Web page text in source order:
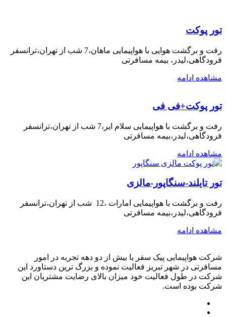
تور پوکت
رفت و برگشت هوایی با هواپیمایی ماهان،7 شب از تهران،ترانسفر
قرودگاهی،لیدر، بیمه مسافرتی
مشاهده ادامه
تور پوکت+فی فی
رفت و برگشت با هواپیمایی سلام ایر،7 شب از تهران،ترانسفر
فرودگاهی،لیدر،بیمه مسافرتی
مشاهده ادامه
تور تایلند-سنگاپور-مالزی
رفت و برگشت با هواپیمایی امارات ،12 شب از تهران،ترانسفر
فرودگاهی،لیدر،بیمه مسافرتی
مشاهده ادامه
شرکت هواپیمایی پیک سفر با بیش از دو دهه تجربه در امور
مسافرتی در شهر تبریز فعالیت نموده و بزرگ ترین دستاورد این
شرکت در طول فعالیت خود میزان بالای رضایت مشتریان این
شرکت بوده است.